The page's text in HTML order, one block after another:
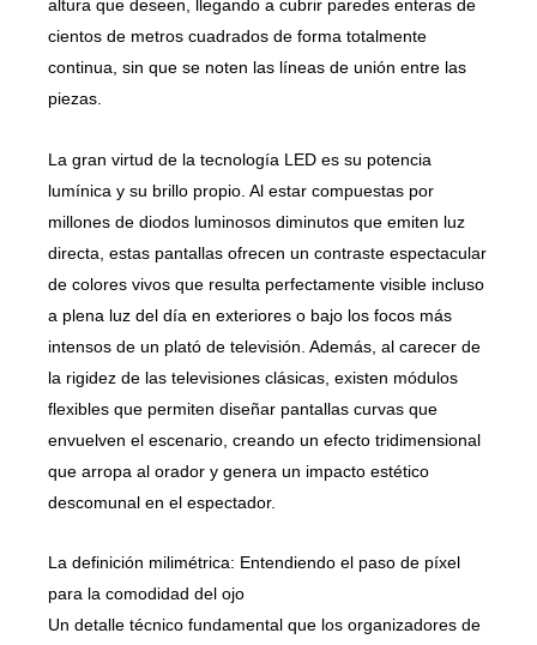
altura que deseen, llegando a cubrir paredes enteras de
cientos de metros cuadrados de forma totalmente
continua, sin que se noten las líneas de unión entre las
piezas.
La gran virtud de la tecnología LED es su potencia
lumínica y su brillo propio. Al estar compuestas por
millones de diodos luminosos diminutos que emiten luz
directa, estas pantallas ofrecen un contraste espectacular
de colores vivos que resulta perfectamente visible incluso
a plena luz del día en exteriores o bajo los focos más
intensos de un plató de televisión. Además, al carecer de
la rigidez de las televisiones clásicas, existen módulos
flexibles que permiten diseñar pantallas curvas que
envuelven el escenario, creando un efecto tridimensional
que arropa al orador y genera un impacto estético
descomunal en el espectador.
La definición milimétrica: Entendiendo el paso de píxel
para la comodidad del ojo
Un detalle técnico fundamental que los organizadores de